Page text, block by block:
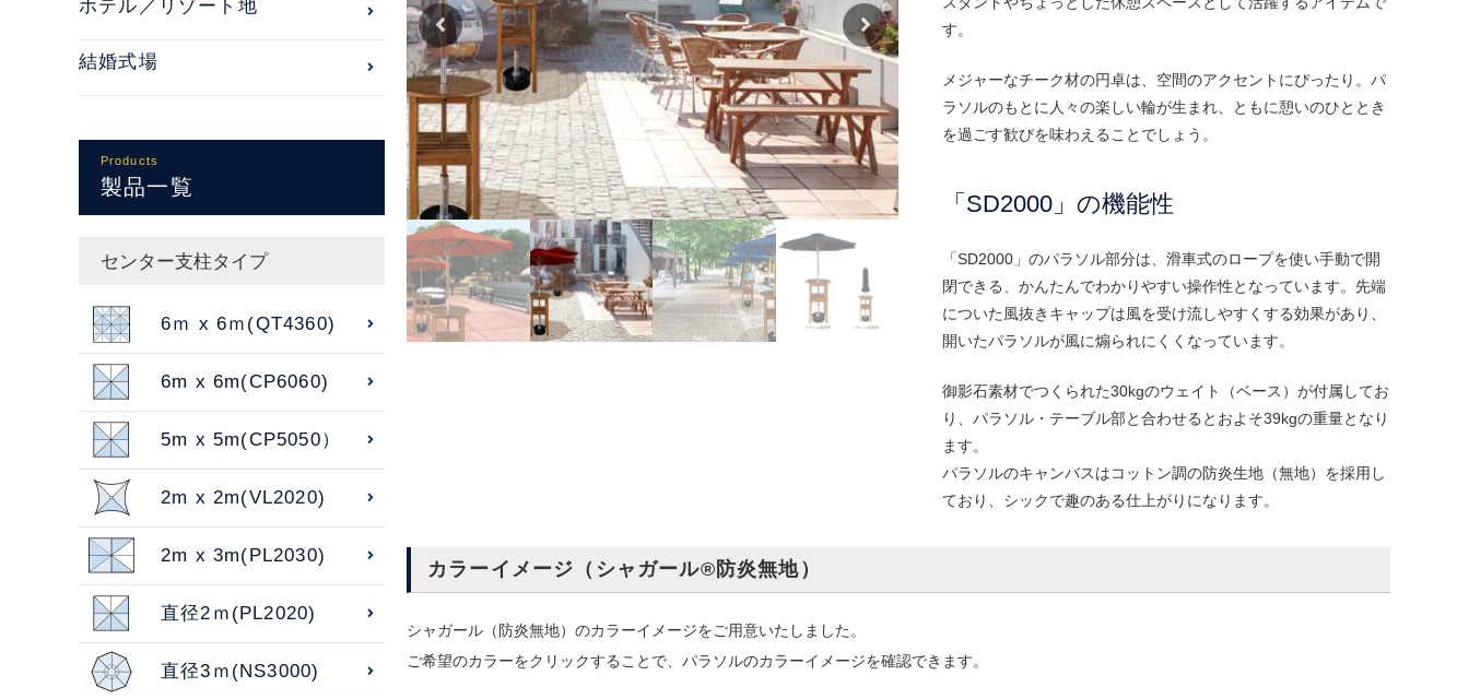
す。
メジャーなチーク材の円卓は、空間のアクセントにぴったり。パ
ラソルのもとに人々の楽しい輪が生まれ、ともに憩いのひととき
を過ごす歓びを味わえることでしょう。
「SD2000」の機能性
「SD2000」のパラソル部分は、滑車式のロープを使い手動で開
閉できる、かんたんでわかりやすい操作性となっています。先端
についた風抜きキャップは風を受け流しやすくする効果があり、
開いたパラソルが風に煽られにくくなっています。
御影石素材でつくられた30kgのウェイト（ベース）が付属してお
り、パラソル・テーブル部と合わせるとおよそ39kgの重量となり
ます。
パラソルのキャンバスはコットン調の防炎生地（無地）を採用し
ており、シックで趣のある仕上がりになります。
カラーイメージ（シャガール®防炎無地）
シャガール（防炎無地）のカラーイメージをご用意いたしました。
ご希望のカラーをクリックすることで、パラソルのカラーイメージを確認できます。
ホテル／リゾート地
結婚式場
Products
製品一覧
センター支柱タイプ
6ｍ x 6ｍ(QT4360)
6m x 6m(CP6060)
5m x 5m(CP5050）
2m x 2m(VL2020)
2m x 3m(PL2030)
直径2ｍ(PL2020)
直径3ｍ(NS3000)